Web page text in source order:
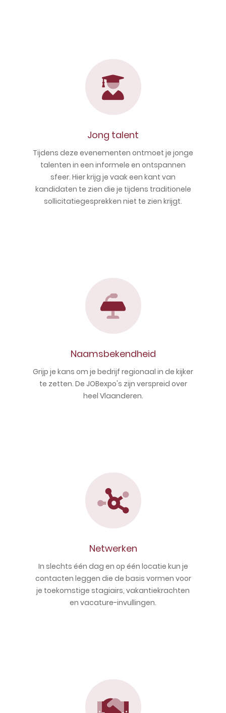
Jong talent
Tijdens deze evenementen ontmoet je jonge
talenten in een informele en ontspannen
sfeer. Hier krijg je vaak een kant van
kandidaten te zien die je tijdens traditionele
sollicitatiegesprekken niet te zien krijgt.
Naamsbekendheid
Grijp je kans om je bedrijf regionaal in de kijker
te zetten. De JOBexpo's zijn verspreid over
heel Vlaanderen.
Netwerken
In slechts één dag en op één locatie kun je
contacten leggen die de basis vormen voor
je toekomstige stagiairs, vakantiekrachten
en vacature-invullingen.